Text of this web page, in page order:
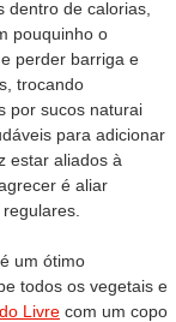
dentro de calorias,
pouquinho o
perder barriga e
trocando
por sucos naturai
para adicionar
estar aliados à
é aliar
um ótimo
todos os vegetais e
Livre com um copo